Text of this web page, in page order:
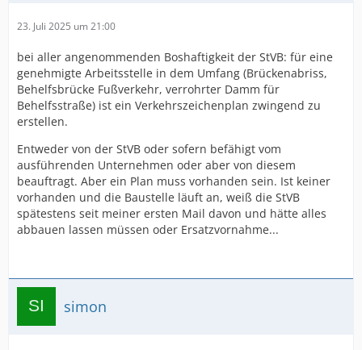
23. Juli 2025 um 21:00
bei aller angenommenden Boshaftigkeit der StVB: für eine
genehmigte Arbeitsstelle in dem Umfang (Brückenabriss,
Behelfsbrücke Fußverkehr, verrohrter Damm für
Behelfsstraße) ist ein Verkehrszeichenplan zwingend zu
erstellen.
Entweder von der StVB oder sofern befähigt vom
ausführenden Unternehmen oder aber von diesem
beauftragt. Aber ein Plan muss vorhanden sein. Ist keiner
vorhanden und die Baustelle läuft an, weiß die StVB
spätestens seit meiner ersten Mail davon und hätte alles
abbauen lassen müssen oder Ersatzvornahme...
simon